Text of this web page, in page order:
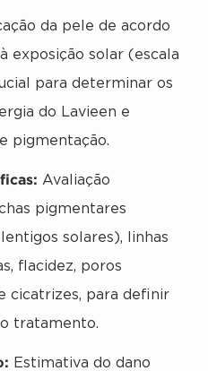
da pele de acordo
exposição solar (escala
para determinar os
do Lavieen e
pigmentação.
Avaliação
pigmentares
solares), linhas
flacidez, poros
cicatrizes, para definir
tratamento.
Estimativa do dano